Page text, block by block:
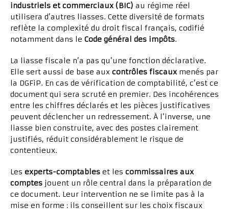
industriels et commerciaux (BIC) au régime réel
utilisera d’autres liasses. Cette diversité de formats
reflète la complexité du droit fiscal français, codifié
notamment dans le Code général des impôts.
La liasse fiscale n’a pas qu’une fonction déclarative.
Elle sert aussi de base aux contrôles fiscauxmenés par
la DGFiP. En cas de vérification de comptabilité, c’est ce
document qui sera scruté en premier. Des incohérences
entre les chiffres déclarés et les pièces justificatives
peuvent déclencher un redressement. À l’inverse, une
liasse bien construite, avec des postes clairement
justifiés, réduit considérablement le risque de
contentieux.
Les experts-comptables et les commissaires aux
comptes jouent un rôle central dans la préparation de
ce document. Leur intervention ne se limite pas à la
mise en forme : ils conseillent sur les choix fiscaux